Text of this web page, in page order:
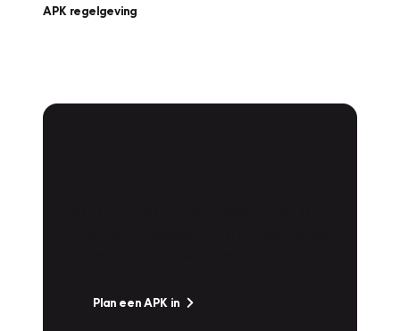
APK regelgeving
Plan een APK in